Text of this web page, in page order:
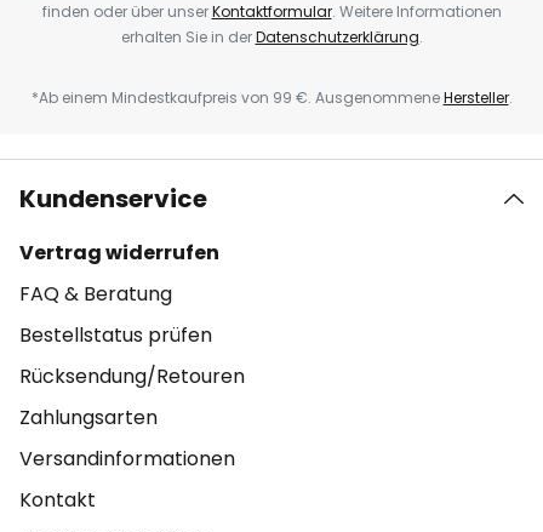
finden oder über unserKontaktformular. Weitere Informationen
erhalten Sie in derDatenschutzerklärung.
*Ab einem Mindestkaufpreis von 99 €. AusgenommeneHersteller.
Kundenservice
Vertrag widerrufen
FAQ & Beratung
Bestellstatus prüfen
Rücksendung/Retouren
Zahlungsarten
Versandinformationen
Kontakt